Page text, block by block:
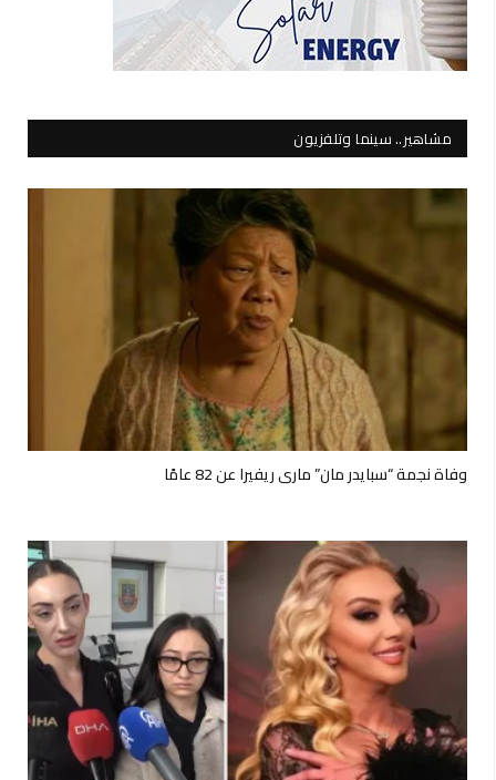
مشاهير.. سينما وتلفزيون
وفاة نجمة “سبايدر مان” ماري ريفيرا عن 82 عامًا